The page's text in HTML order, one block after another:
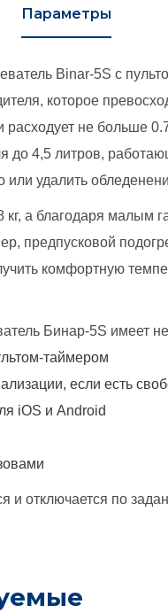
Параметры
Binar-5S с
которое
расходует не больше
до 4,5 литров,
или удалить
кг, а благодаря малым
предпусковой
комфортную
Бинар-5S имеет
таймером
если есть
iOS и Android
и отключается по